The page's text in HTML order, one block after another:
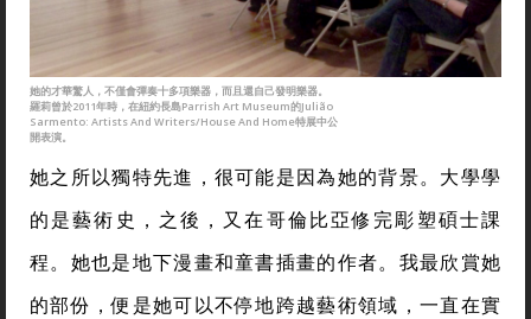
她的才華驚人，不僅會彈奏十多項樂器，而且還自己發明樂器。
羅莉曾於2011年時，在紐約長島Parrish Art Museum的Julião
Sarmento: Artists And Writers/House And Home特展中公
開表演。
她之所以獨特先進，很可能是因為她的背景。大學學
的是藝術史，之後，又在哥倫比亞修完彫塑碩士課
程。她也是地下漫畫和童書插畫的作者。我最欣賞她
的部份，便是她可以不停地跨越藝術領域，一直在實